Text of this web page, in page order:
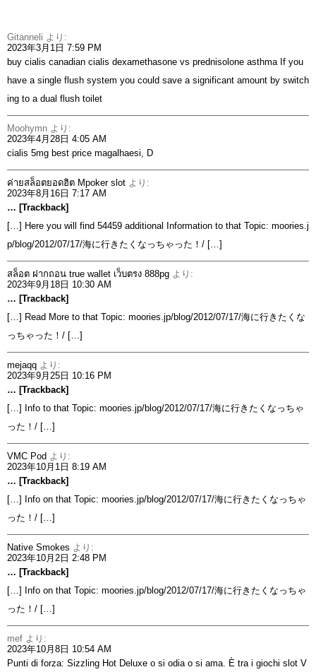
Gitanneli より:
2023年3月1日 7:59 PM
buy cialis canadian cialis dexamethasone vs prednisolone asthma If you
have a single flush system you could save a significant amount by switch
ing to a dual flush toilet
Moohymn より:
2023年4月28日 4:05 AM
cialis 5mg best price magalhaesi, D
ค่ายสล็อตยอดฮิต Mpoker slot より:
2023年8月16日 7:17 AM
… [Trackback]
[…] Here you will find 54459 additional Information to that Topic: moories.j
p/blog/2012/07/17/海に行きたくなっちゃった！/ […]
สล็อต ฝากถอน true wallet เว็บตรง 888pg より:
2023年9月18日 10:30 AM
… [Trackback]
[…] Read More to that Topic: moories.jp/blog/2012/07/17/海に行きたくな
っちゃった！/ […]
mejaqq より:
2023年9月25日 10:16 PM
… [Trackback]
[…] Info to that Topic: moories.jp/blog/2012/07/17/海に行きたくなっちゃ
った！/ […]
VMC Pod より:
2023年10月1日 8:19 AM
… [Trackback]
[…] Info on that Topic: moories.jp/blog/2012/07/17/海に行きたくなっちゃ
った！/ […]
Native Smokes より:
2023年10月2日 2:48 PM
… [Trackback]
[…] Info on that Topic: moories.jp/blog/2012/07/17/海に行きたくなっちゃ
った！/ […]
mef より:
2023年10月8日 10:54 AM
Punti di forza: Sizzling Hot Deluxe o si odia o si ama. È tra i giochi slot V